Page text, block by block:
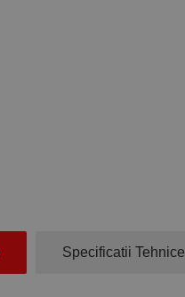
Specificatii Tehnice